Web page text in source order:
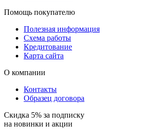
Помощь покупателю
Полезная информация
Схема работы
Кредитование
Карта сайта
О компании
Контакты
Образец договора
Скидка 5% за подписку
на новинки и акции